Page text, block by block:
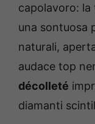
capolavoro: la
una sontuosa
naturali,
audace top
décolleté
diamanti